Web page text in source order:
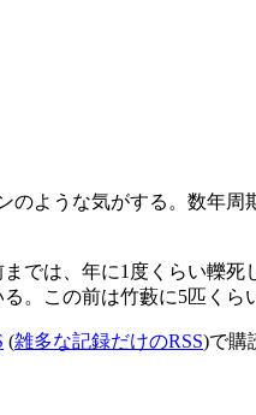
ような気がする。数年
では、年に1度くらい轢
この前は竹藪に5匹くら
(雑多な記録だけのRSS)で購